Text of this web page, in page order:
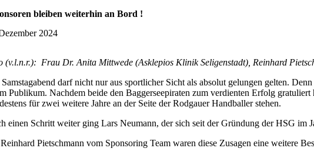
bleiben weiterhin an Bord !
2024
(v.l.n.r.): Frau Dr. Anita Mittwede (Asklepios Klinik Seligenstadt), Reinhard
darf nicht nur aus sportlicher Sicht als absolut gelungen gelten.
Publikum. Nachdem beide den Baggerseepiraten zum verdienten Erfolg
für zwei weitere Jahre an der Seite der Rodgauer Handballer stehen.
einen Schritt weiter ging Lars Neumann, der sich seit der Gründung der HSG im
Pietschmann vom Sponsoring Team waren diese Zusagen eine weitere